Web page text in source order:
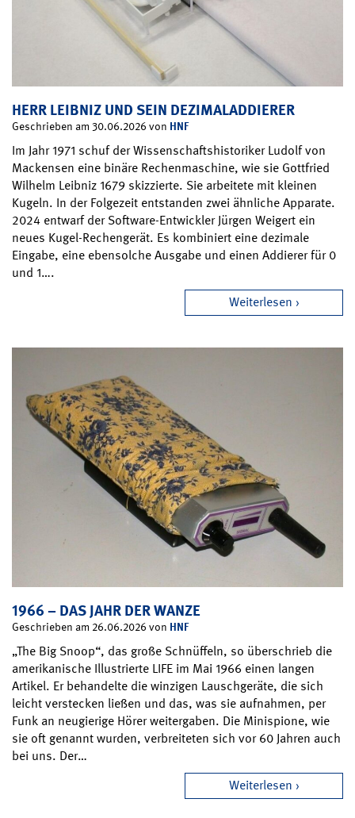
HERR LEIBNIZ UND SEIN DEZIMALADDIERER
Geschrieben am 30.06.2026 von HNF
Im Jahr 1971 schuf der Wissenschaftshistoriker Ludolf von
Mackensen eine binäre Rechenmaschine, wie sie Gottfried
Wilhelm Leibniz 1679 skizzierte. Sie arbeitete mit kleinen
Kugeln. In der Folgezeit entstanden zwei ähnliche Apparate.
2024 entwarf der Software-Entwickler Jürgen Weigert ein
neues Kugel-Rechengerät. Es kombiniert eine dezimale
Eingabe, eine ebensolche Ausgabe und einen Addierer für 0
und 1….
Weiterlesen
1966 – DAS JAHR DER WANZE
Geschrieben am 26.06.2026 von HNF
„The Big Snoop“, das große Schnüffeln, so überschrieb die
amerikanische Illustrierte LIFE im Mai 1966 einen langen
Artikel. Er behandelte die winzigen Lauschgeräte, die sich
leicht verstecken ließen und das, was sie aufnahmen, per
Funk an neugierige Hörer weitergaben. Die Minispione, wie
sie oft genannt wurden, verbreiteten sich vor 60 Jahren auch
bei uns. Der…
Weiterlesen